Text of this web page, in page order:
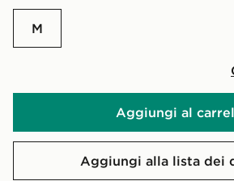
M
Aggiungi al
Aggiungi alla lista dei